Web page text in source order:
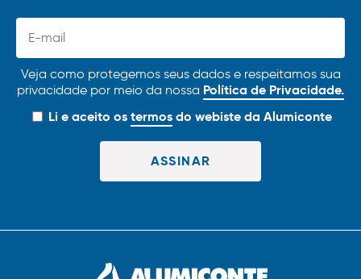
Veja como protegemos seus dados e respeitamos sua
privacidade por meio da nossa Política de Privacidade.
Li e aceito ostermosdo webiste da Alumiconte